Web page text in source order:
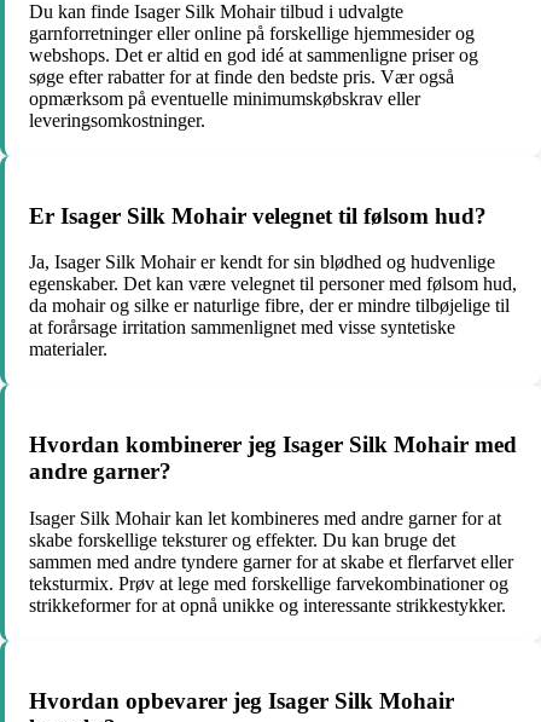
Du kan finde Isager Silk Mohair tilbud i udvalgte
garnforretninger eller online på forskellige hjemmesider og
webshops. Det er altid en god idé at sammenligne priser og
søge efter rabatter for at finde den bedste pris. Vær også
opmærksom på eventuelle minimumskøbskrav eller
leveringsomkostninger.
Er Isager Silk Mohair velegnet til følsom hud?
Ja, Isager Silk Mohair er kendt for sin blødhed og hudvenlige
egenskaber. Det kan være velegnet til personer med følsom hud,
da mohair og silke er naturlige fibre, der er mindre tilbøjelige til
at forårsage irritation sammenlignet med visse syntetiske
materialer.
Hvordan kombinerer jeg Isager Silk Mohair med
andre garner?
Isager Silk Mohair kan let kombineres med andre garner for at
skabe forskellige teksturer og effekter. Du kan bruge det
sammen med andre tyndere garner for at skabe et flerfarvet eller
teksturmix. Prøv at lege med forskellige farvekombinationer og
strikkeformer for at opnå unikke og interessante strikkestykker.
Hvordan opbevarer jeg Isager Silk Mohair